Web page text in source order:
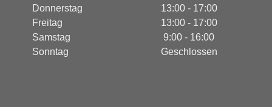
Donnerstag
13:00 - 17:00
Freitag
13:00 - 17:00
Samstag
9:00 - 16:00
Sonntag
Geschlossen